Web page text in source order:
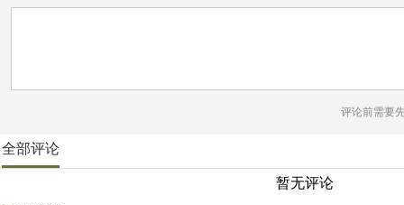
评论前需要
全部评论
暂无评论